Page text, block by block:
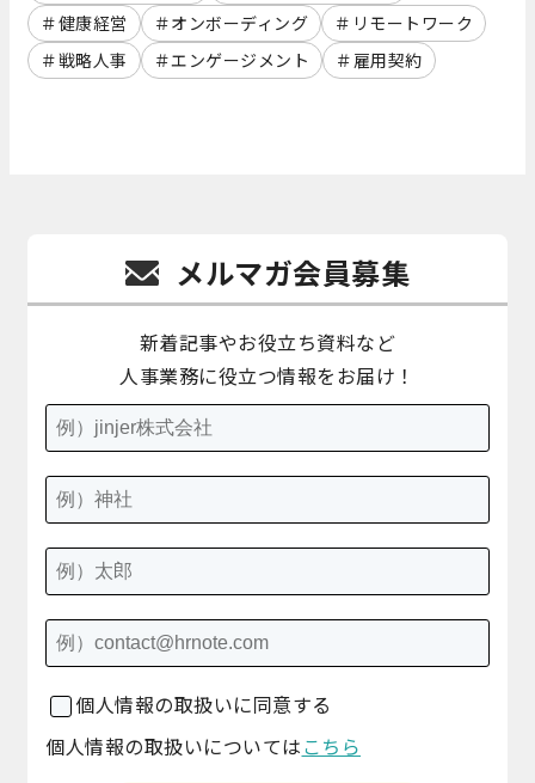
健康経営
オンボーディング
リモートワーク
戦略人事
エンゲージメント 雇用契約
メルマガ会員募集
新着記事やお役立ち資料など
人事業務に役立つ情報をお届け！
個人情報の取扱いに同意する
個人情報の取扱いについては こちら